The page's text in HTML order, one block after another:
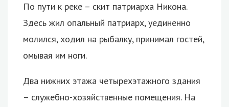
По пути к реке – скит патриарха Никона.
Здесь жил опальный патриарх, уединенно
молился, ходил на рыбалку, принимал гостей,
омывая им ноги.
Два нижних этажа четырехэтажного здания
– служебно-хозяйственные помещения. На